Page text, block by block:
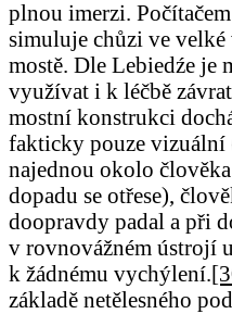
plnou imerzi.
simuluje chůzi ve velké
mostě. Dle Lebiedźe je
využívat i k léčbě
mostní konstrukci
fakticky pouze
najednou okolo
dopadu se otřese),
doopravdy padal a při
v rovnovážném ústrojí
k žádnému vychýlení.
základě netělesného